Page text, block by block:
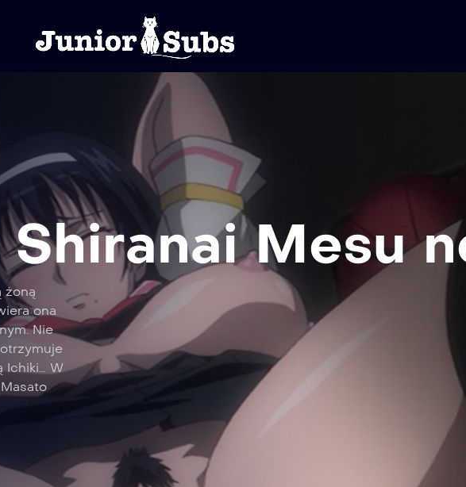
Mesu
żoną
ona
Nie
Ichiki… W